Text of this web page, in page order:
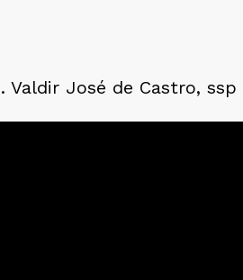
Valdir José de Castro, ssp